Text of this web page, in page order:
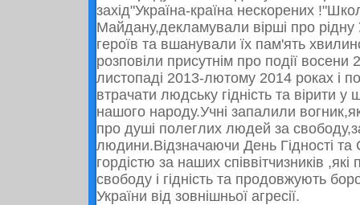
захід"Україна-країна нескорених
Майдану,декламували вірші про рідну
героїв та вшанували їх пам'ять
розповіли присутнім про події восени
листопаді 2013-лютому 2014 роках і
втрачати людську гідність та вірити
нашого народу.Учні запалили
про душі полеглих людей за
людини.Відзначаючи День Гідності
гордістю за наших співвітчизників
свободу і гідність та продовжують
України від зовнішньої агресії.